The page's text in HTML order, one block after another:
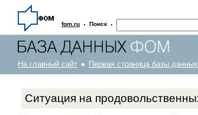
fom.ru · Поиск ·
На главный сайт Первая страница базы данных
Ситуация на